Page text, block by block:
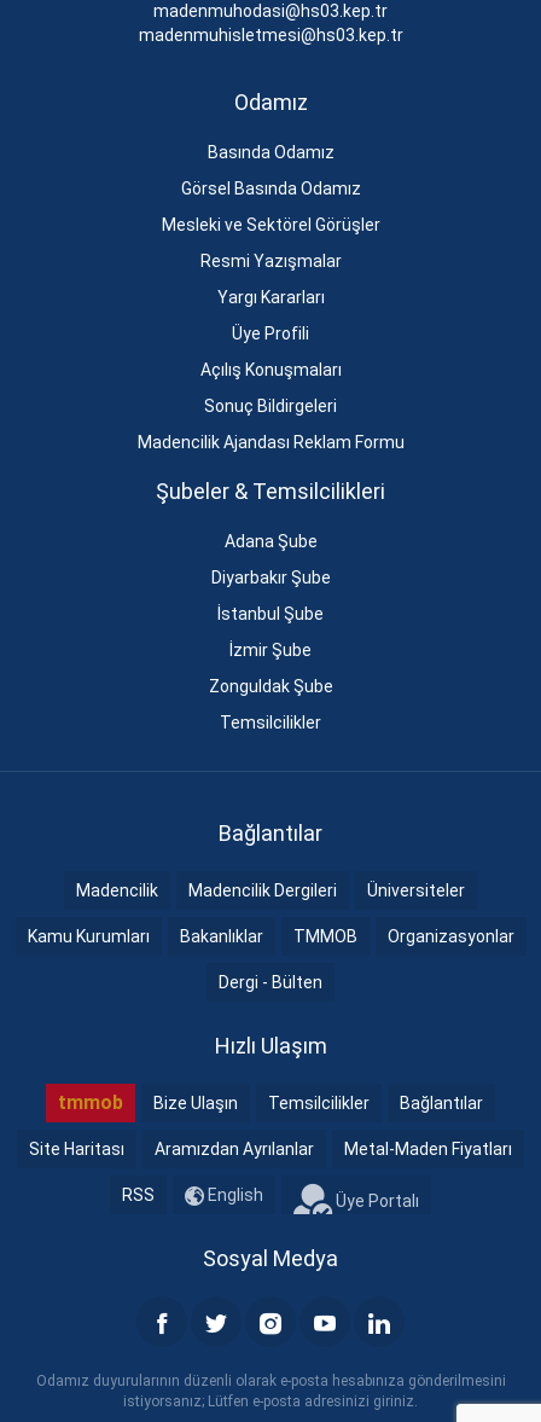
madenmuhodasi@hs03.kep.tr
madenmuhisletmesi@hs03.kep.tr
Odamız
Basında Odamız
Görsel Basında Odamız
Mesleki ve Sektörel Görüşler
Resmi Yazışmalar
Yargı Kararları
Üye Profili
Açılış Konuşmaları
Sonuç Bildirgeleri
Madencilik Ajandası Reklam Formu
Şubeler & Temsilcilikleri
Adana Şube
Diyarbakır Şube
İstanbul Şube
İzmir Şube
Zonguldak Şube
Temsilcilikler
Bağlantılar
Madencilik Madencilik Dergileri Üniversiteler
Kamu Kurumları Bakanlıklar TMMOB Organizasyonlar
Dergi - Bülten
Hızlı Ulaşım
tmmob Bize Ulaşın Temsilcilikler Bağlantılar
Site Haritası Aramızdan Ayrılanlar Metal-Maden Fiyatları
RSS English Üye Portalı
Sosyal Medya
Odamız duyurularının düzenli olarak e-posta hesabınıza gönderilmesini
istiyorsanız; Lütfen e-posta adresinizi giriniz.